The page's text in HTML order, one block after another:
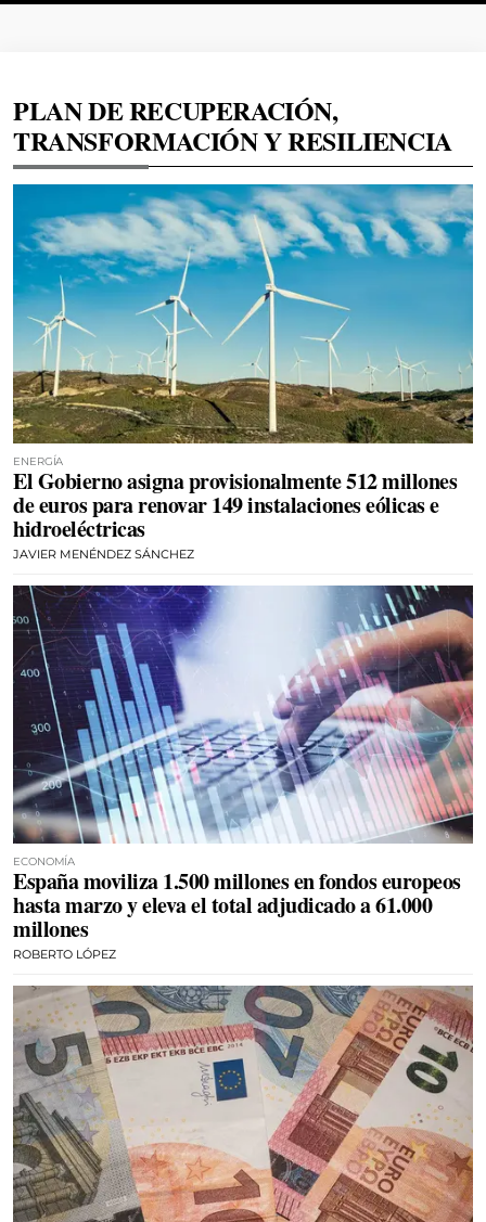
PLAN DE RECUPERACIÓN,
TRANSFORMACIÓN Y RESILIENCIA
ENERGÍA
El Gobierno asigna provisionalmente 512 millones
de euros para renovar 149 instalaciones eólicas e
hidroeléctricas
JAVIER MENÉNDEZ SÁNCHEZ
ECONOMÍA
España moviliza 1.500 millones en fondos europeos
hasta marzo y eleva el total adjudicado a 61.000
millones
ROBERTO LÓPEZ